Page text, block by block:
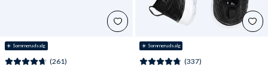
☀️ Sommerudsalg
(261)
☀️ Sommerudsalg
(337)